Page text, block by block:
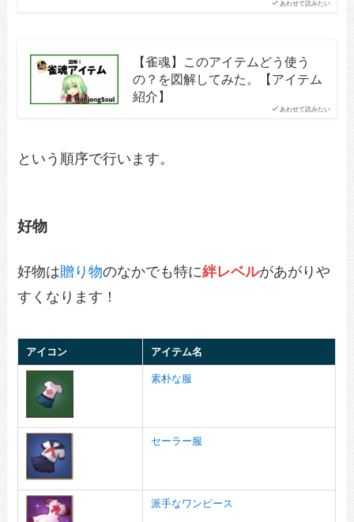
あわせて読みたい
あわせて読みたい
【雀魂】このアイテムどう使う
の？を図解してみた。【アイテム
紹介】
という順序で行います。
好物
好物は贈り物のなかでも特に絆レベルがあがりや
すくなります！
アイコン アイテム名
素朴な服
セーラー服
派手なワンピース